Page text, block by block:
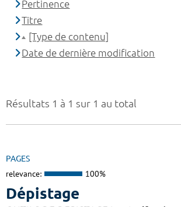
Résultats 1 à 1 sur 1 au total
PAGES
relevance: 100%
Dépistage
Pertinence
Titre
[Type de contenu]
Date de dernière modification